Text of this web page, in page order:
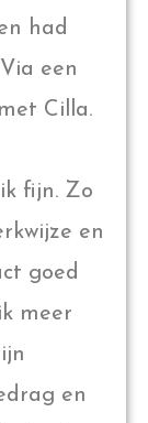
had
een
Cilla.
fijn. Zo
en
goed
meer
en